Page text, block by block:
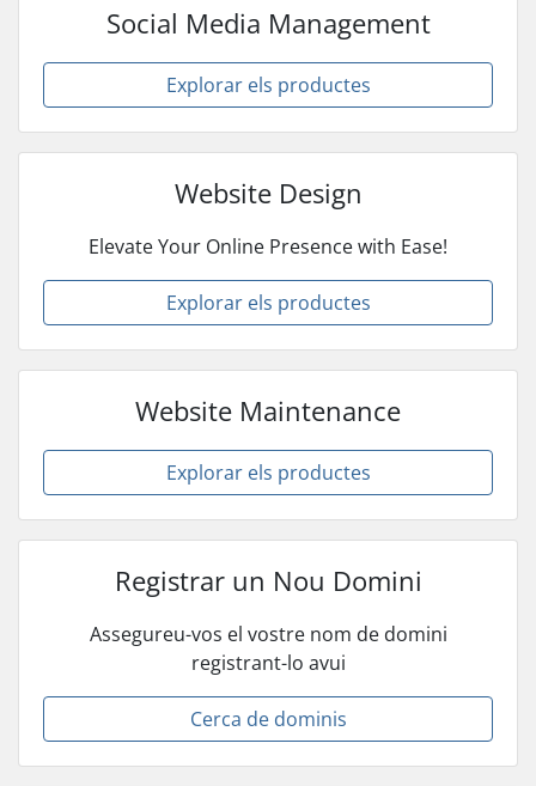
Social Media Management
Explorar els productes
Website Design
Elevate Your Online Presence with Ease!
Explorar els productes
Website Maintenance
Explorar els productes
Registrar un Nou Domini
Assegureu-vos el vostre nom de domini
registrant-lo avui
Cerca de dominis